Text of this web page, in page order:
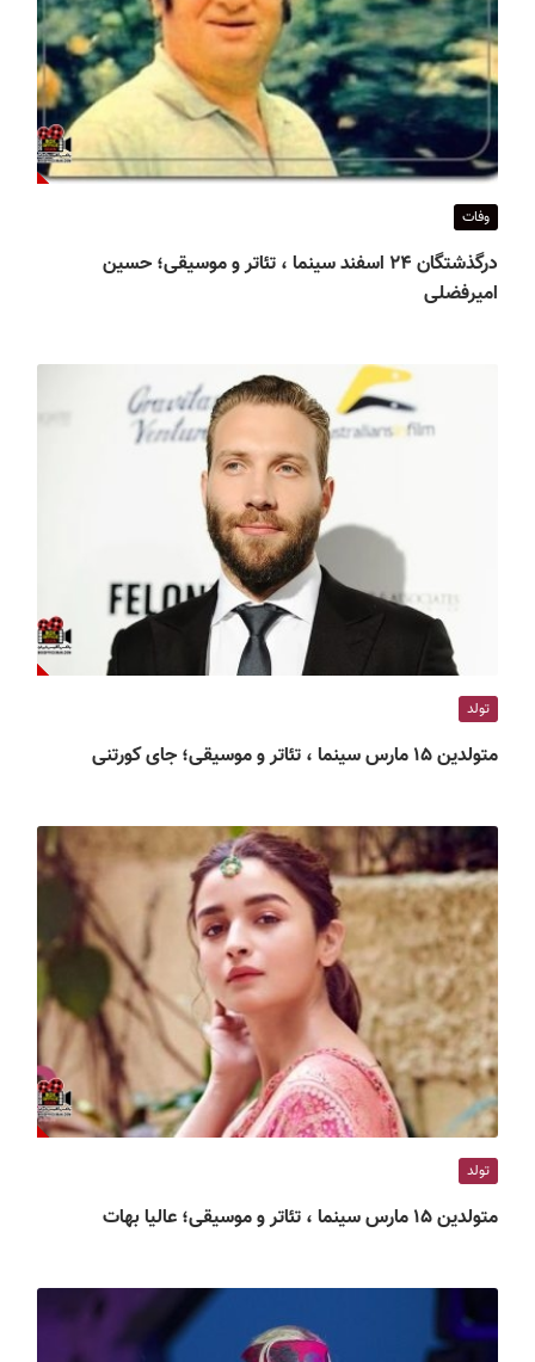
وفات
درگذشتگان ۲۴ اسفند سینما ، تئاتر و موسیقی؛ حسین
امیرفضلی
تولد
متولدین ۱۵ مارس سینما ، تئاتر و موسیقی؛ جای کورتنی
تولد
متولدین ۱۵ مارس سینما ، تئاتر و موسیقی؛ عالیا بهات